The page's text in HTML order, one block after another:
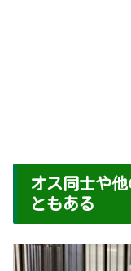
オス同士や
ともある